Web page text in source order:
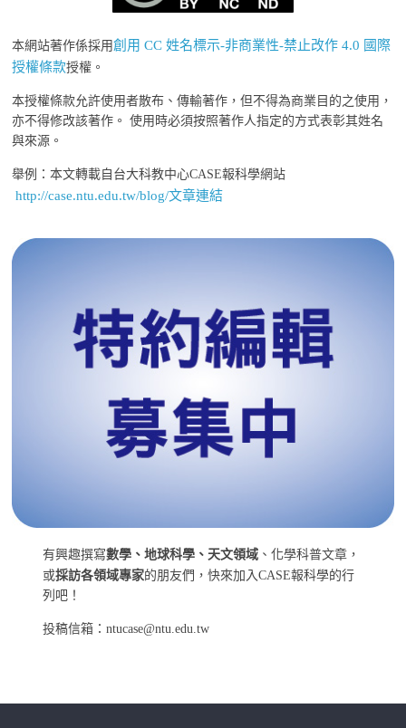
本網站著作係採用創用 CC 姓名標示-非商業性-禁止改作 4.0 國際
授權條款授權。
本授權條款允許使用者散布、傳輸著作，但不得為商業目的之使用，
亦不得修改該著作。 使用時必須按照著作人指定的方式表彰其姓名
與來源。
舉例：本文轉載自台大科教中心CASE報科學網站
http://case.ntu.edu.tw/blog/文章連結
有興趣撰寫數學、地球科學、天文領域 、化學科普文章，
或採訪各領域專家的朋友們，快來加入CASE報科學的行
列吧！
投稿信箱：ntucase@ntu.edu.tw